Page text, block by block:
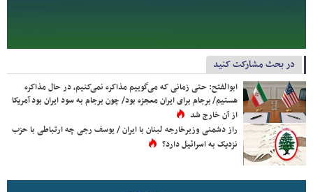
در بحث مشارکت کنید
ابوالفتح: حتی زمانی که می‌گوییم مذاکره نمی‌کنیم، در حال مذاکره
هستیم/ برجام برای ایران معجزه بود/ چون برجام به سود ایران بود آمریکا
از آن خارج شد
راز دشمنی وزیرخارجه لبنان با ایران / یوسف رجی چه ارتباطی با حزب
نزدیک به اسرائیل دارد؟